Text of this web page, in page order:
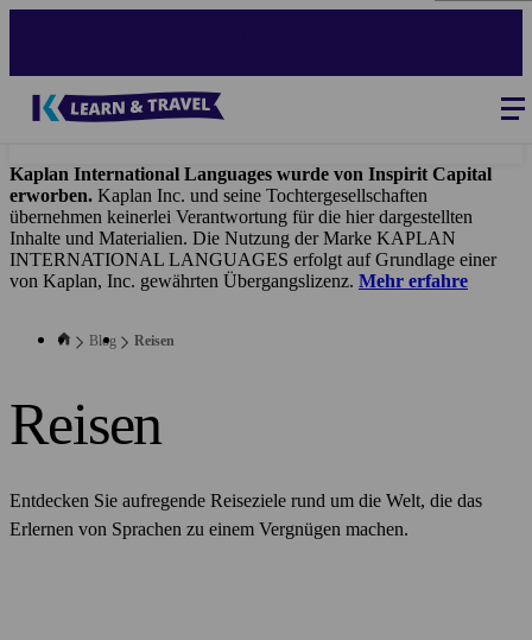
Kaplan International Languages wurde von Inspirit Capital
erworben. Kaplan Inc. und seine Tochtergesellschaften
übernehmen keinerlei Verantwortung für die hier dargestellten
Inhalte und Materialien. Die Nutzung der Marke KAPLAN
INTERNATIONAL LANGUAGES erfolgt auf Grundlage einer
von Kaplan, Inc. gewährten Übergangslizenz. Mehr erfahre
Blog Reisen
Reisen
Entdecken Sie aufregende Reiseziele rund um die Welt, die das
Erlernen von Sprachen zu einem Vergnügen machen.